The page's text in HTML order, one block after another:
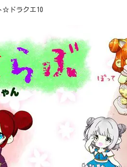
☆ドラクエ10